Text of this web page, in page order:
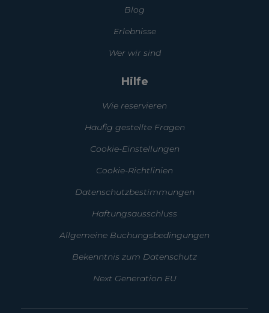
Blog
Erlebnisse
Wer wir sind
Hilfe
Wie reservieren
Häufig gestellte Fragen
Cookie-Einstellungen
Cookie-Richtlinien
Datenschutzbestimmungen
Haftungsausschluss
Allgemeine Buchungsbedingungen
Bekenntnis zum Datenschutz
Next Generation EU